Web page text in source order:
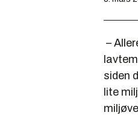
–
siden
lite